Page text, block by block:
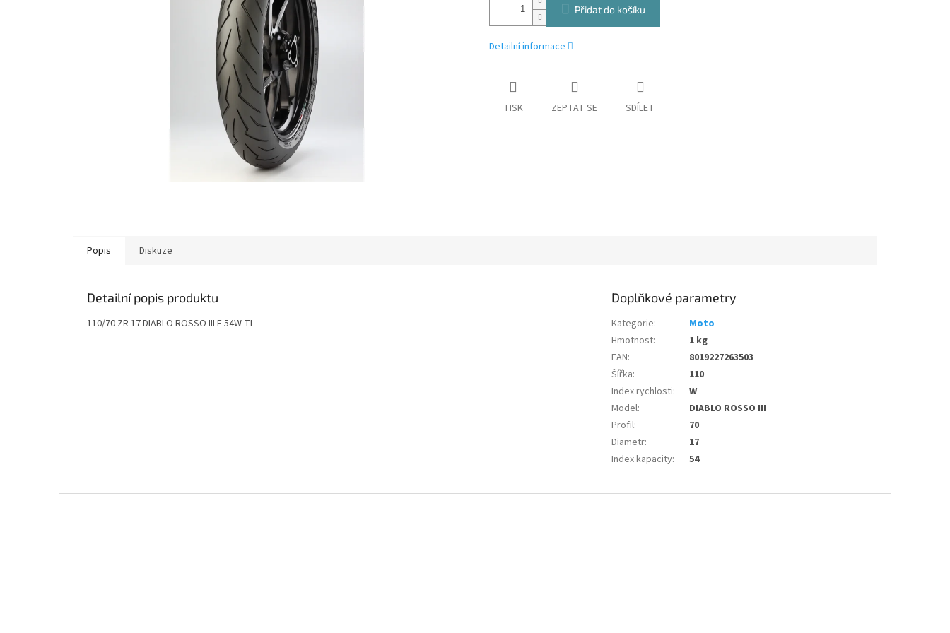
Přidat do košíku
Detailní informace
TISK ZEPTAT SE SDÍLET
Popis Diskuze
Detailní popis produktu
110/70 ZR 17 DIABLO ROSSO III F 54W TL
Doplňkové parametry
Kategorie:
Moto
Hmotnost:
1 kg
EAN:
8019227263503
Šířka:
110
Index rychlosti:
W
Model:
DIABLO ROSSO III
Profil:
70
Diametr:
17
Index kapacity: 54